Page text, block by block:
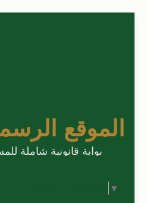
الموقع
بوابة قانونية شاملة
▼